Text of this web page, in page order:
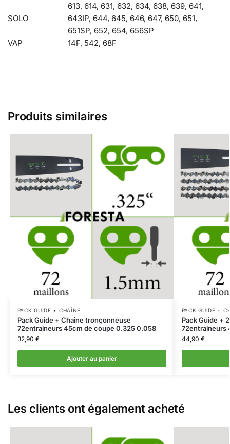
SOLO
613, 614, 631, 632, 634, 638, 639, 641,
643IP, 644, 645, 646, 647, 650, 651,
651SP, 652, 654, 656SP
VAP
14F, 542, 68F
Produits similaires
PACK GUIDE + CHAÎNE
Pack Guide + Chaîne tronçonneuse
72entraineurs 45cm de coupe 0.325 0.058
32,90 €
Ajouter au panier
PACK GUIDE +
Pack Guide +
72entraineurs
44,90 €
Les clients ont également acheté